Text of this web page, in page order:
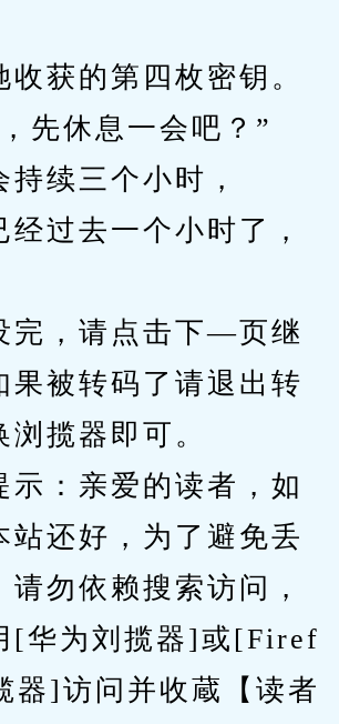
获的第四枚密钥。
休息一会吧？”
续三个小时，
过去一个小时了，
，请点击下—页继
果被转码了请退出转
揽器即可。
：亲爱的读者，如
站还好，为了避免丢
请勿依赖搜索访问，
[华为刘揽器]或[Firef
器]访问并收蔵【读者